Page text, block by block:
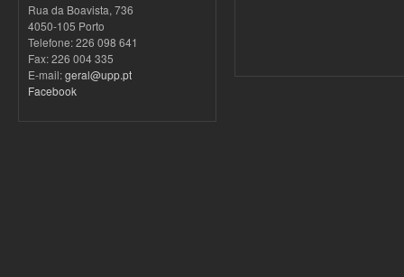
Rua da Boavista, 736
4050-105 Porto
Telefone: 226 098 641
Fax: 226 004 335
E-mail:geral@upp.pt
Facebook